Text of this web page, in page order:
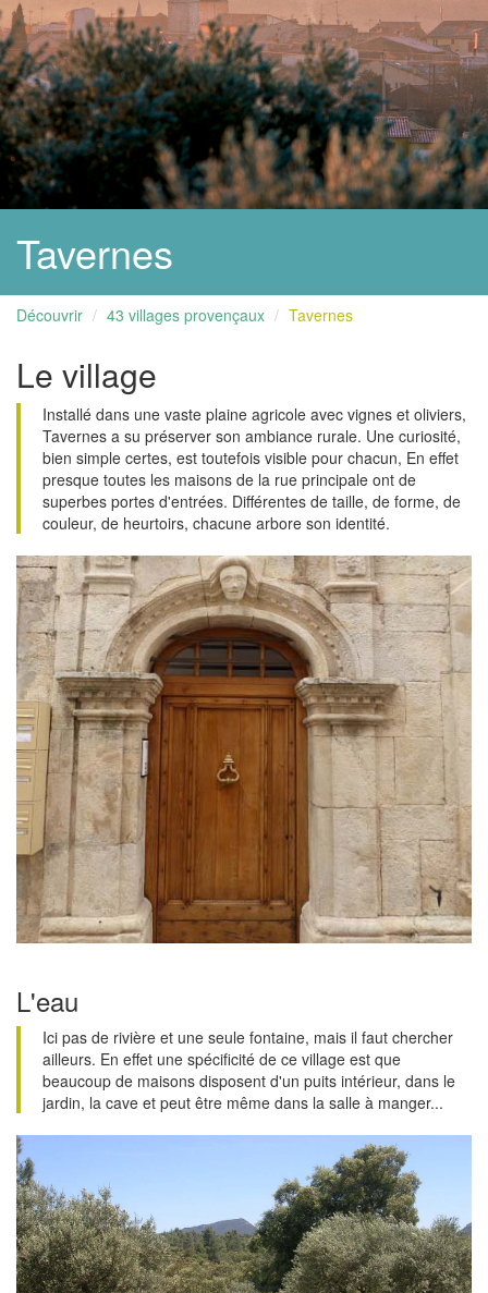
Tavernes
Découvrir 43 villages provençaux Tavernes
Le village
Installé dans une vaste plaine agricole avec vignes et oliviers,
Tavernes a su préserver son ambiance rurale. Une curiosité,
bien simple certes, est toutefois visible pour chacun, En effet
presque toutes les maisons de la rue principale ont de
superbes portes d'entrées. Différentes de taille, de forme, de
couleur, de heurtoirs, chacune arbore son identité.
L'eau
Ici pas de rivière et une seule fontaine, mais il faut chercher
ailleurs. En effet une spécificité de ce village est que
beaucoup de maisons disposent d'un puits intérieur, dans le
jardin, la cave et peut être même dans la salle à manger...